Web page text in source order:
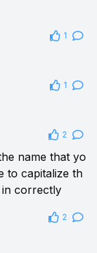
1
1
2
name that yo
to capitalize th
in correctly
2